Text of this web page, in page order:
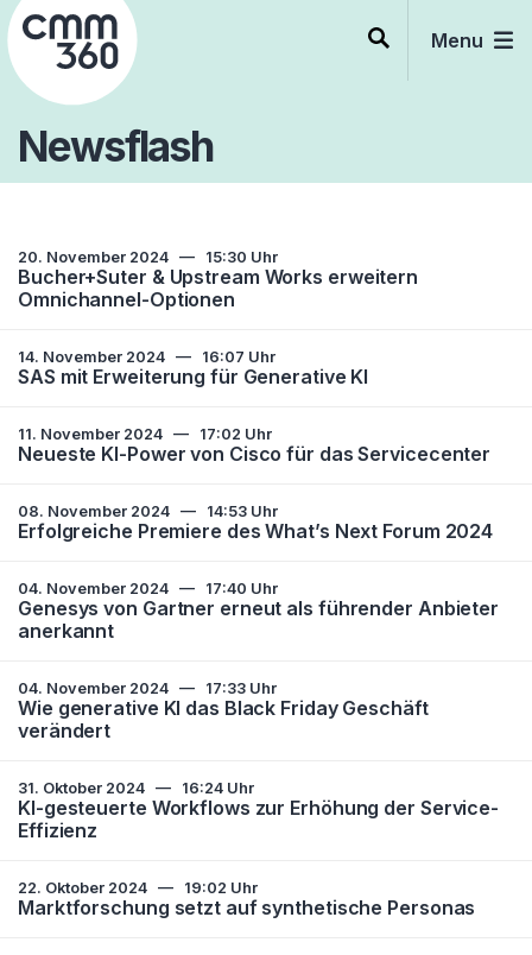
Skip
to
content
Menu
Newsflash
20. November 2024 — 15:30 Uhr
Bucher+Suter & Upstream Works erweitern
Omnichannel-Optionen
14. November 2024 — 16:07 Uhr
SAS mit Erweiterung für Generative KI
11. November 2024 — 17:02 Uhr
Neueste KI-Power von Cisco für das Servicecenter
08. November 2024 — 14:53 Uhr
Erfolgreiche Premiere des What’s Next Forum 2024
04. November 2024 — 17:40 Uhr
Genesys von Gartner erneut als führender Anbieter
anerkannt
04. November 2024 — 17:33 Uhr
Wie generative KI das Black Friday Geschäft
verändert
31. Oktober 2024 — 16:24 Uhr
KI-gesteuerte Workflows zur Erhöhung der Service-
Effizienz
22. Oktober 2024 — 19:02 Uhr
Marktforschung setzt auf synthetische Personas